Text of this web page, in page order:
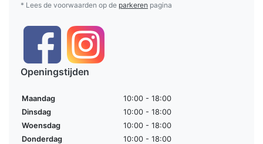
* Lees de voorwaarden op de parkeren pagina
Openingstijden
Maandag
10:00 - 18:00
Dinsdag
10:00 - 18:00
Woensdag
10:00 - 18:00
Donderdag
10:00 - 18:00